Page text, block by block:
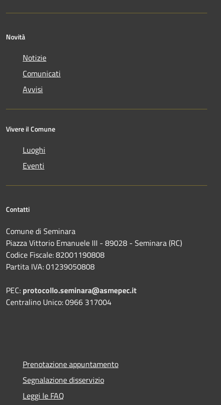
Novità
Notizie
Comunicati
Avvisi
Vivere il Comune
Luoghi
Eventi
Contatti
Comune di Seminara
Piazza Vittorio Emanuele III - 89028 - Seminara (RC)
Codice Fiscale: 82001190808
Partita IVA: 01239050808
PEC: protocollo.seminara@asmepec.it
Centralino Unico: 0966 317004
Prenotazione appuntamento
Segnalazione disservizio
Leggi le FAQ